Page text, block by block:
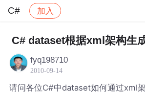
C# 加入
社区 C# 帖子详情
C# dataset根据xml架构生
fyq198710
2010-09-14
请问各位C#中dataset如何通过xml